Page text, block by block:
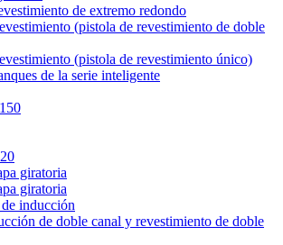
de extremo redondo
(pistola de revestimiento de doble
(pistola de revestimiento único)
de la serie inteligente
giratoria
giratoria
inducción
de doble canal y revestimiento de doble